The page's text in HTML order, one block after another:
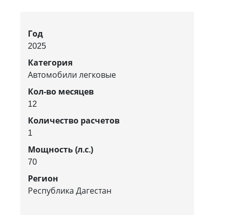
Год
2025
Категория
Автомобили легковые
Кол-во месяцев
12
Количество расчетов
1
Мощность (л.с.)
70
Регион
Республика Дагестан